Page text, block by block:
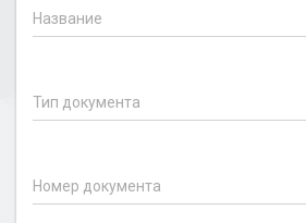
Название
Тип документа
Номер документа